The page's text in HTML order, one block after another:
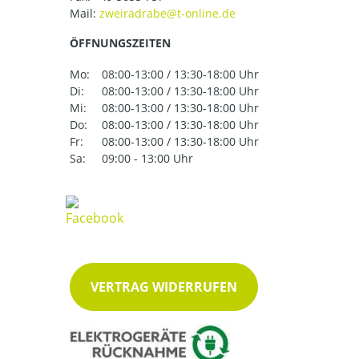
Mail:
ÖFFNUNGSZEITEN
Mo:
08:00-13:00 / 13:30-18:00 Uhr
Di:
08:00-13:00 / 13:30-18:00 Uhr
Mi:
08:00-13:00 / 13:30-18:00 Uhr
Do:
08:00-13:00 / 13:30-18:00 Uhr
Fr:
08:00-13:00 / 13:30-18:00 Uhr
Sa:
09:00 - 13:00 Uhr
VERTRAG WIDERRUFEN